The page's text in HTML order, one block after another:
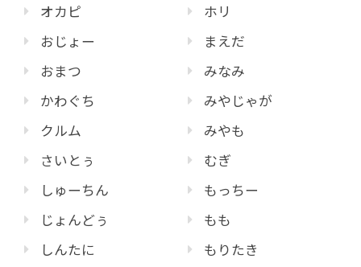
オカピ
おじょー
おまつ
かわぐち
クルム
さいとぅ
しゅーちん
じょんどぅ
しんたに
ホリ
まえだ
みなみ
みやじゃが
みやも
むぎ
もっちー
もも
もりたき